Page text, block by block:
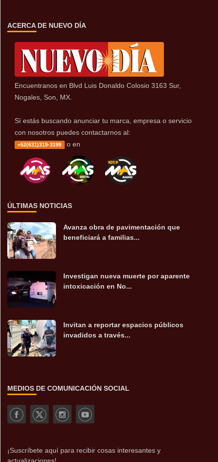
ACERCA DE NUEVO DÍA
Encuentranos en Blvd Luis Donaldo Colosio 3163 Sur,
Nogales, Son, MX.
Sí estás buscando anunciar tu marca, empresa o servicio
con nosotros puedes contactarnos al:
+52(631)319-3199 o en
ÚLTIMAS NOTICIAS
Avanza obra de pavimentación que
beneficiará a familias...
Investigan nueva muerte por aparente
intoxicación en No...
Invitan a reportar espacios públicos
invadidos a través...
MEDIOS DE COMUNICACIÓN SOCIAL
¡Suscríbete aquí para recibir cosas interesantes y